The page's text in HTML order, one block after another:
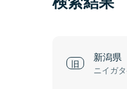
新潟県
ニイガ